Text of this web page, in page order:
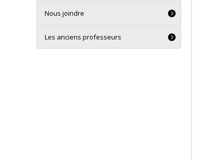
Nous joindre
Les anciens professeurs